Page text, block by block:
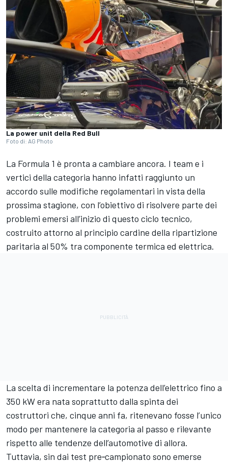
La power unit della Red Bull
Foto di: AG Photo
La Formula 1 è pronta a cambiare ancora. I team e i
vertici della categoria hanno infatti raggiunto un
accordo sulle modifiche regolamentari in vista della
prossima stagione, con l’obiettivo di risolvere parte dei
problemi emersi all’inizio di questo ciclo tecnico,
costruito attorno al principio cardine della ripartizione
paritaria al 50% tra componente termica ed elettrica.
La scelta di incrementare la potenza dell’elettrico fino a
350 kW era nata soprattutto dalla spinta dei
costruttori che, cinque anni fa, ritenevano fosse l’unico
modo per mantenere la categoria al passo e rilevante
rispetto alle tendenze dell’automotive di allora.
Tuttavia, sin dai test pre‑campionato sono emerse